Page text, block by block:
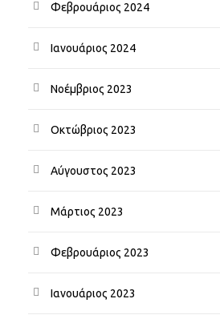
Φεβρουάριος 2024
Ιανουάριος 2024
Νοέμβριος 2023
Οκτώβριος 2023
Αύγουστος 2023
Μάρτιος 2023
Φεβρουάριος 2023
Ιανουάριος 2023